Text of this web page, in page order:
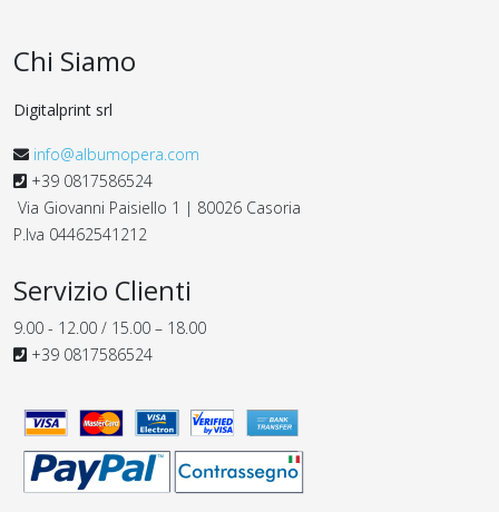
Chi Siamo
Digitalprint srl
info@albumopera.com
+39 0817586524
Via Giovanni Paisiello 1 | 80026 Casoria
P.Iva 04462541212
Servizio Clienti
9.00 - 12.00 / 15.00 – 18.00
+39 0817586524